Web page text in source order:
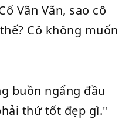
Vãn Vãn, sao cô
Cô không muốn
buồn ngẩng đầu
thứ tốt đẹp gì."